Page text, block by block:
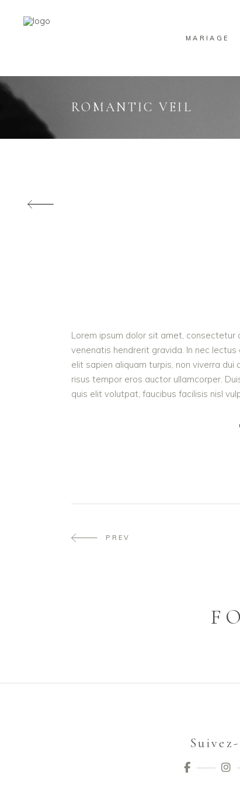
MARIAGE
ROMANTIC VEIL
Lorem ipsum dolor sit amet, consectetur
venenatis hendrerit gravida. In nec
elit sapien aliquam turpis, non viverra
risus tempor eros auctor ullamcorper.
quis elit volutpat, faucibus facilisis nisl
PREV